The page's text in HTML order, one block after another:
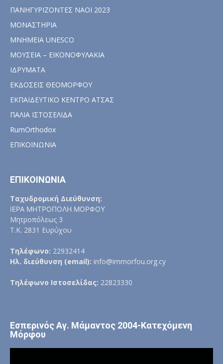
ΠΑΝΗΓΥΡΙΖΟΝΤΕΣ ΝΑΟΙ 2023
ΜΟΝΑΣΤΗΡΙΑ
ΜΝΗΜΕΙΑ UNESCO
ΜΟΥΣΕΙΑ – ΕΙΚΟΝΟΦΥΛΑΚΙΑ
ΙΔΡΥΜΑΤΑ
ΕΚΔΟΣΕΙΣ ΘΕΟΜΟΡΦΟΥ
ΕΚΠΑΙΔΕΥΤΙΚΟ ΚΕΝΤΡΟ ΑΤΣΑΣ
ΠΑΛΙΑ ΙΣΤΟΣΕΛΙΔΑ
RumOrthodox
ΕΠΙΚΟΙΝΩΝΙΑ
ΕΠΙΚΟΙΝΩΝΙΑ
Ταχυδρομική Διεύθυνση:
ΙΕΡΑ ΜΗΤΡΟΠΟΛΗ ΜΟΡΦΟΥ
Μητροπόλεως 3
Τ.Κ. 2831 Ευρύχου
Τηλέφωνο: 22932414
Ηλ. διεύθυνση (email): info@immorfou.org.cy
Τηλέφωνο Ιστοσελίδας: 22823330
Εσπερινός Αγ. Μάμαντος 2004-Κατεχόμενη
Μόρφου